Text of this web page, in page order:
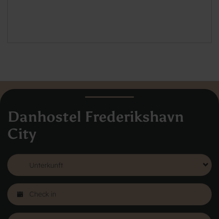
Danhostel Frederikshavn
City
Vodroffsvej 32
1900 Frederiksberg
Über Danhostel
Herbergen im Ausland